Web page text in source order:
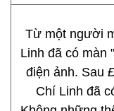
Từ một người
Linh đã có màn
điện ảnh. Sau
Chí Linh đã